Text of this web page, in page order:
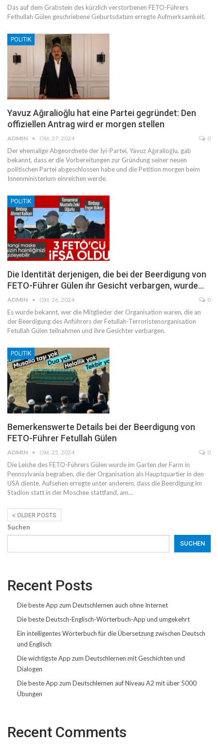
Das auf dem Grabstein des kürzlich verstorbenen FETO-Führers
Fethullah Gülen geschriebene Geburtsdatum erregte Aufmerksamkeit.
POLITIK
Yavuz Ağıralioğlu hat eine Partei gegründet: Den
offiziellen Antrag wird er morgen stellen
ADMIN Okt. 27, 2024 0
Der ehemalige Abgeordnete der İyi-Partei, Yavuz Ağıralioğlu, gab
bekannt, dass er die Vorbereitungen zur Gründung seiner neuen
politischen Partei abgeschlossen habe und die Petition morgen beim
Innenministerium einreichen werde.
POLITIK
Die Identität derjenigen, die bei der Beerdigung von
FETO-Führer Gülen ihr Gesicht verbargen, wurde…
ADMIN Okt. 26, 2024 0
Es wurde bekannt, wer die Mitglieder der Organisation waren, die an
der Beerdigung des Anführers der Fetullah-Terroristenorganisation
Fetullah Gülen teilnahmen und ihre Gesichter verbargen.
POLITIK
Bemerkenswerte Details bei der Beerdigung von
FETO-Führer Fetullah Gülen
ADMIN Okt. 25, 2024 0
Die Leiche des FETO-Führers Gülen wurde im Garten der Farm in
Pennsylvania begraben, die der Organisation als Hauptquartier in den
USA diente. Aufsehen erregte unter anderem, dass die Beerdigung im
Stadion statt in der Moschee stattfand, am…
OLDER POSTS
Suchen
SUCHEN
Recent Posts
Die beste App zum Deutschlernen auch ohne Internet
Die beste Deutsch-Englisch-Wörterbuch-App und umgekehrt
Ein intelligentes Wörterbuch für die Übersetzung zwischen Deutsch
und Englisch
Die wichtigste App zum Deutschlernen mit Geschichten und
Dialogen
Die beste App zum Deutschlernen auf Niveau A2 mit über 5000
Übungen
Recent Comments